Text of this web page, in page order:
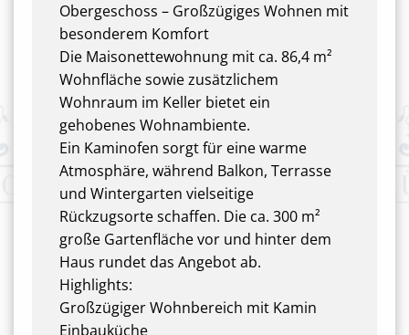
Obergeschoss – Großzügiges Wohnen mit
besonderem Komfort
Die Maisonettewohnung mit ca. 86,4 m²
Wohnfläche sowie zusätzlichem
Wohnraum im Keller bietet ein
gehobenes Wohnambiente.
Ein Kaminofen sorgt für eine warme
Atmosphäre, während Balkon, Terrasse
und Wintergarten vielseitige
Rückzugsorte schaffen. Die ca. 300 m²
große Gartenfläche vor und hinter dem
Haus rundet das Angebot ab.
Highlights:
Großzügiger Wohnbereich mit Kamin
Einbauküche